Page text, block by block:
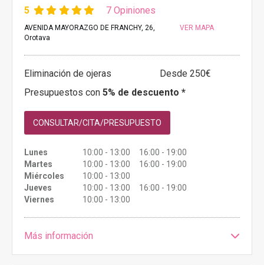
5 7 Opiniones
AVENIDA MAYORAZGO DE FRANCHY, 26,
Orotava
VER MAPA
Eliminación de ojeras
Desde 250€
Presupuestos con 5% de descuento *
CONSULTAR/CITA/PRESUPUESTO
Lunes
10:00 - 13:00 16:00 - 19:00
Martes
10:00 - 13:00 16:00 - 19:00
Miércoles
10:00 - 13:00
Jueves
10:00 - 13:00 16:00 - 19:00
Viernes
10:00 - 13:00
Más información